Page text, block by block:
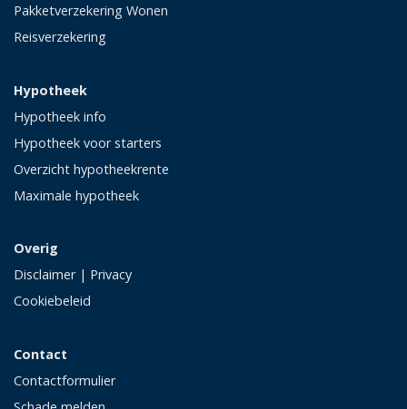
Pakketverzekering Wonen
Reisverzekering
Hypotheek
Hypotheek info
Hypotheek voor starters
Overzicht hypotheekrente
Maximale hypotheek
Overig
Disclaimer| Privacy
Cookiebeleid
Contact
Contactformulier